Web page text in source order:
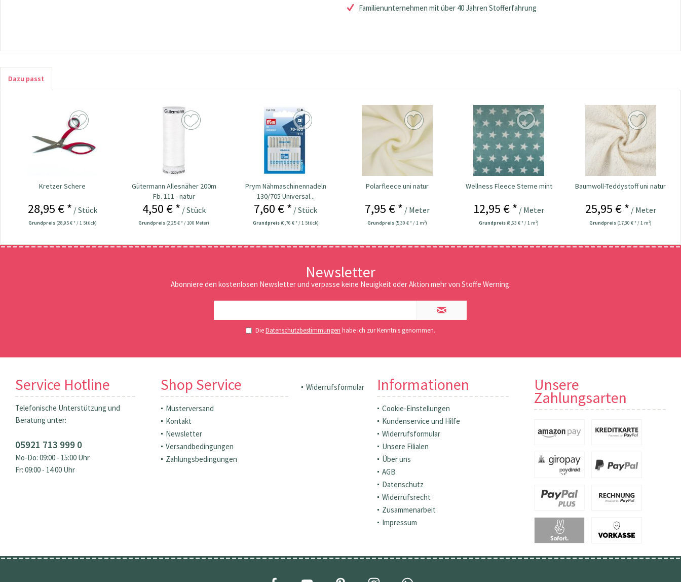
Familienunternehmen mit über 40 Jahren Stofferfahrung
Dazu passt
Kretzer Schere
28,95 € * / Stück
Grundpreis (28,95 € * / 1 Stück)
Gütermann Allesnäher 200m
Fb. 111 - natur
4,50 € * / Stück
Grundpreis (2,25 € * / 100 Meter)
Prym Nähmaschinennadeln
130/705 Universal...
7,60 € * / Stück
Grundpreis (0,76 € * / 1 Stück)
Polarfleece uni natur
7,95 € * / Meter
Grundpreis (5,30 € * / 1 m²)
Wellness Fleece Sterne mint
12,95 € * / Meter
Grundpreis (8,63 € * / 1 m²)
Baumwoll-Teddystoff uni natur
25,95 € * / Meter
Grundpreis (17,30 € * / 1 m²)
Newsletter
Abonniere den kostenlosen Newsletter und verpasse keine Neuigkeit oder Aktion mehr von Stoffe Werning.
DieDatenschutzbestimmungen habe ich zur Kenntnis genommen.
Service Hotline
Telefonische Unterstützung und
Beratung unter:
05921 713 999 0
Mo-Do: 09:00 - 15:00 Uhr
Fr: 09:00 - 14:00 Uhr
Shop Service
Musterversand
Kontakt
Newsletter
Versandbedingungen
Zahlungsbedingungen
Widerrufsformular Informationen
Cookie-Einstellungen
Kundenservice und Hilfe
Widerrufsformular
Unsere Filialen
Über uns
AGB
Datenschutz
Widerrufsrecht
Zusammenarbeit
Impressum
Unsere
Zahlungsarten